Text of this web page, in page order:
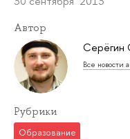
Автор
Серёгин
Все новости
Рубрики
Образование